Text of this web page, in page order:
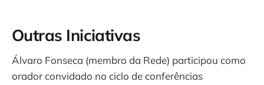
Outras Iniciativas
Álvaro Fonseca (membro da Rede) participou como
orador convidado no ciclo de conferências